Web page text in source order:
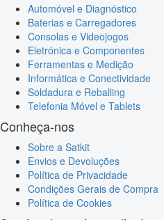
Automóvel e Diagnóstico
Baterias e Carregadores
Consolas e Videojogos
Eletrónica e Componentes
Ferramentas e Medição
Informática e Conectividade
Soldadura e Reballing
Telefonia Móvel e Tablets
Conheça-nos
Sobre a Satkit
Envios e Devoluções
Política de Privacidade
Condições Gerais de Compra
Política de Cookies